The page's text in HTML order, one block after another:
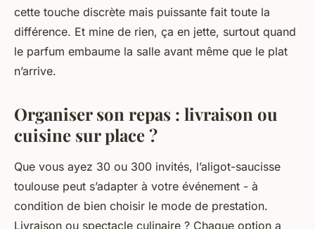
cette touche discrète mais puissante fait toute la
différence. Et mine de rien, ça en jette, surtout quand
le parfum embaume la salle avant même que le plat
n’arrive.
Organiser son repas : livraison ou
cuisine sur place ?
Que vous ayez 30 ou 300 invités, l’aligot-saucisse
toulouse peut s’adapter à votre événement - à
condition de bien choisir le mode de prestation.
Livraison ou spectacle culinaire ? Chaque option a